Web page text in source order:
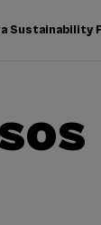
Sustainability